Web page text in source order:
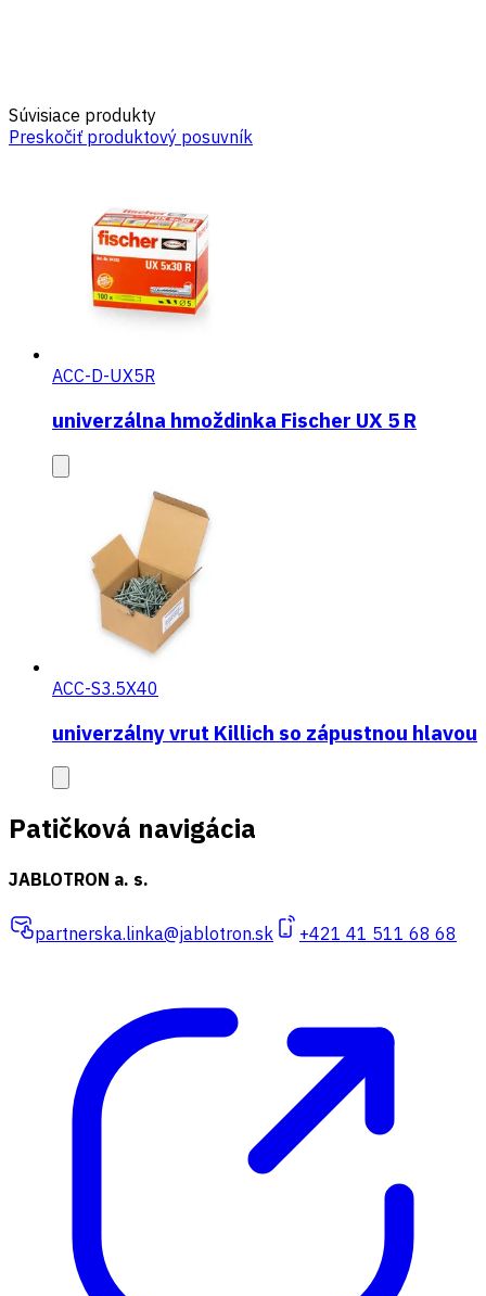
Súvisiace produkty
Preskočiť produktový posuvník
ACC-D-UX5R
univerzálna hmoždinka Fischer UX 5 R
ACC-S3.5X40
univerzálny vrut Killich so zápustnou hlavou
Patičková navigácia
JABLOTRON a. s.
partnerska.linka@jablotron.sk +421 41 511 68 68